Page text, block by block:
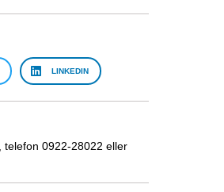
LINKEDIN
, telefon 0922-28022 eller